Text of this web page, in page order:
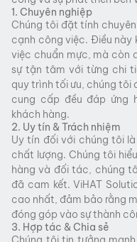
1. Chuyên nghiệp
Chúng tôi đặt tính
cạnh công việc. Điều này
việc chuẩn mực, mà còn
sự tận tâm với từng chi
quy trình tối ưu, chúng tôi
cung cấp đều đáp ứng
khách hàng.
2. Uy tín & Trách nhiệm
Uy tín đối với chúng tôi
chất lượng. Chúng tôi
hàng và đối tác, chúng
đã cam kết. ViHAT
cao nhất, đảm bảo rằng
đóng góp vào sự thành
3. Hợp tác & Chia sẻ